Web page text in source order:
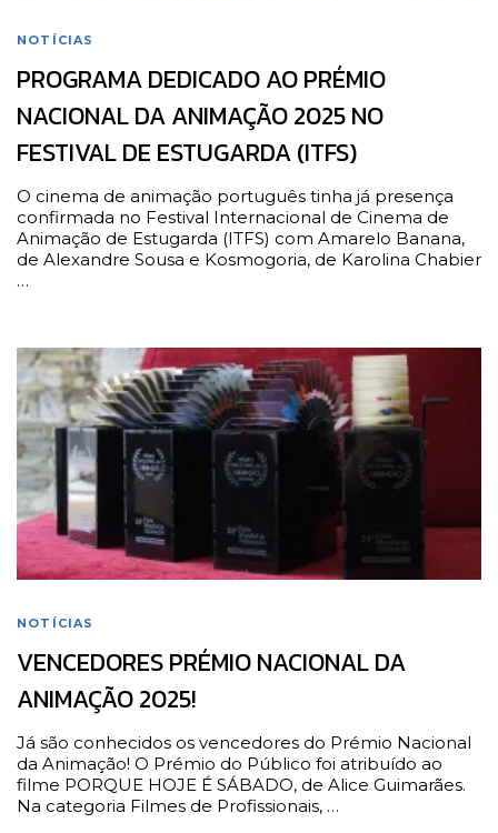
NOTÍCIAS
PROGRAMA DEDICADO AO PRÉMIO
NACIONAL DA ANIMAÇÃO 2025 NO
FESTIVAL DE ESTUGARDA (ITFS)
O cinema de animação português tinha já presença
confirmada no Festival Internacional de Cinema de
Animação de Estugarda (ITFS) com Amarelo Banana,
de Alexandre Sousa e Kosmogoria, de Karolina Chabier
…
NOTÍCIAS
VENCEDORES PRÉMIO NACIONAL DA
ANIMAÇÃO 2025!
Já são conhecidos os vencedores do Prémio Nacional
da Animação! O Prémio do Público foi atribuído ao
filme PORQUE HOJE É SÁBADO, de Alice Guimarães.
Na categoria Filmes de Profissionais, …